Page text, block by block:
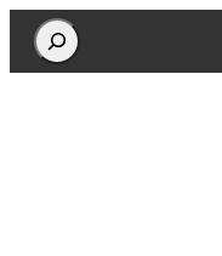
Search